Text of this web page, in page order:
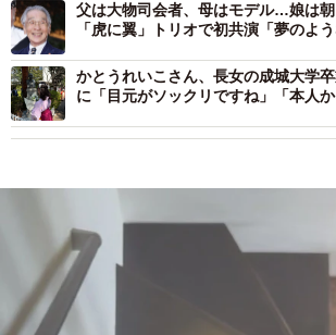
父は大物司会者、母はモデル…娘は朝
「虎に翼」トリオで初共演「夢のよう
かとうれいこさん、長女の成城大学
に「目元がソックリですね」「本人か